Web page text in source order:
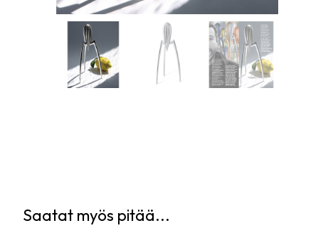
Saatat myös pitää...